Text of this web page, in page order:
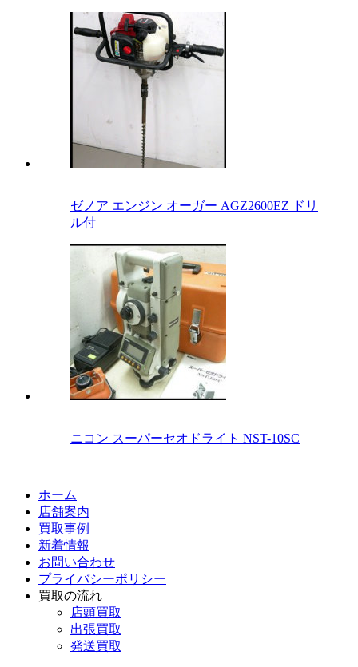
ゼノア エンジン オーガー AGZ2600EZ ドリ
ル付
ニコン スーパーセオドライト NST-10SC
ホーム
店舗案内
買取事例
新着情報
お問い合わせ
プライバシーポリシー
買取の流れ
店頭買取
出張買取
発送買取